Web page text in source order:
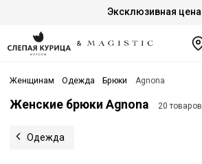
Эксклюзивная цена
Женщинам Одежда Брюки Agnona
Женские брюки Agnona 20 товаров
Одежда